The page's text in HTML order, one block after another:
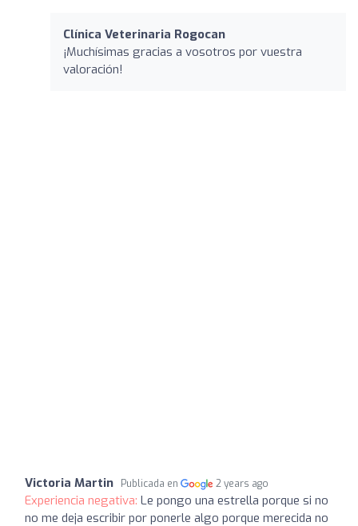
Clínica Veterinaria Rogocan
¡Muchísimas gracias a vosotros por vuestra
valoración!
Victoria Martin Publicada en 2 years ago
Experiencia negativa: Le pongo una estrella porque si no
no me deja escribir por ponerle algo porque merecida no